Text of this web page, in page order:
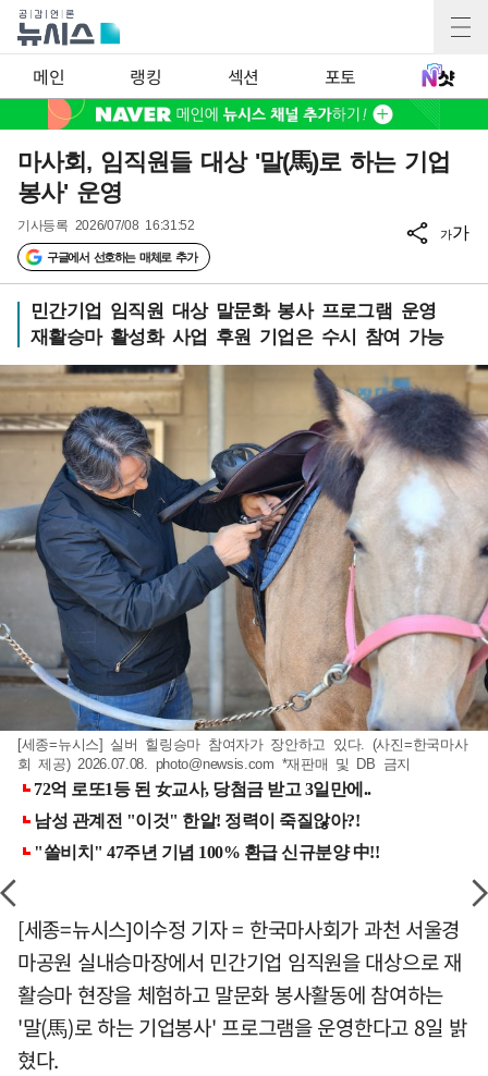
메인 랭킹 섹션 포토
마사회, 임직원들 대상 '말(馬)로 하는 기업
봉사' 운영
기사등록 2026/07/08 16:31:52
구글에서 선호하는 매체로 추가
가가
민간기업 임직원 대상 말문화 봉사 프로그램 운영
재활승마 활성화 사업 후원 기업은 수시 참여 가능
[세종=뉴시스] 실버 힐링승마 참여자가 장안하고 있다. (사진=한국마사
회 제공) 2026.07.08. photo@newsis.com *재판매 및 DB 금지
[세종=뉴시스]이수정 기자 = 한국마사회가 과천 서울경
마공원 실내승마장에서 민간기업 임직원을 대상으로 재
활승마 현장을 체험하고 말문화 봉사활동에 참여하는
'말(馬)로 하는 기업봉사' 프로그램을 운영한다고 8일 밝
혔다.